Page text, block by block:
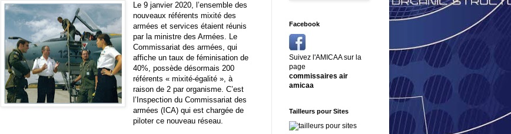
Le 9 janvier 2020, l’ensemble des
nouveaux référents mixité des
armées et services étaient réunis
par la ministre des Armées. Le
Commissariat des armées, qui
affiche un taux de féminisation de
40%, possède désormais 200
référents « mixité-égalité », à
raison de 2 par organisme. C’est
l’Inspection du Commissariat des
armées (ICA) qui est chargée de
piloter ce nouveau réseau.
Facebook
Suivez l'AMICAA sur la
page
commissaires air
amicaa
Tailleurs pour Sites